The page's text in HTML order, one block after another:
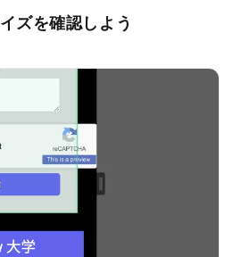
ズを確認しよう